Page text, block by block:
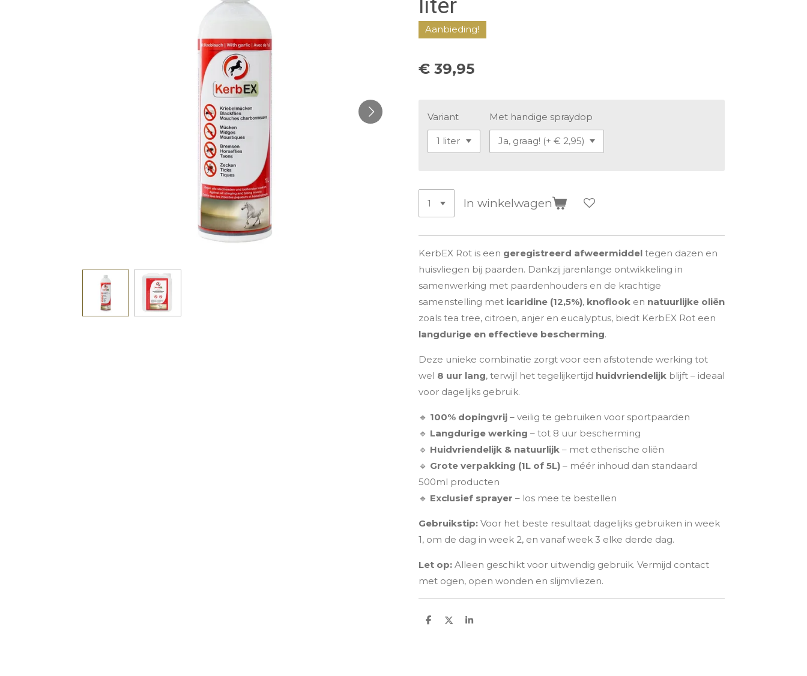
liter
Aanbieding!
€ 39,95
Variant Met handige spraydop
In winkelwagen
KerbEX Rot is een geregistreerd afweermiddel tegen dazen en
huisvliegen bij paarden. Dankzij jarenlange ontwikkeling in
samenwerking met paardenhouders en de krachtige
samenstelling met icaridine (12,5%), knoflook en natuurlijke oliën
zoals tea tree, citroen, anjer en eucalyptus, biedt KerbEX Rot een
langdurige en effectieve bescherming.
Deze unieke combinatie zorgt voor een afstotende werking tot
wel 8 uur lang, terwijl het tegelijkertijd huidvriendelijk blijft – ideaal
voor dagelijks gebruik.
🔹 100% dopingvrij – veilig te gebruiken voor sportpaarden
🔹 Langdurige werking – tot 8 uur bescherming
🔹 Huidvriendelijk & natuurlijk – met etherische oliën
🔹 Grote verpakking (1L of 5L) – méér inhoud dan standaard
500ml producten
🔹 Exclusief sprayer – los mee te bestellen
Gebruikstip: Voor het beste resultaat dagelijks gebruiken in week
1, om de dag in week 2, en vanaf week 3 elke derde dag.
Let op: Alleen geschikt voor uitwendig gebruik. Vermijd contact
met ogen, open wonden en slijmvliezen.
D
D
S